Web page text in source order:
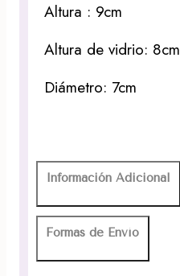
Altura : 9cm
Altura de vidrio: 8cm
Diámetro: 7cm
Información Adicional
Formas de Envío